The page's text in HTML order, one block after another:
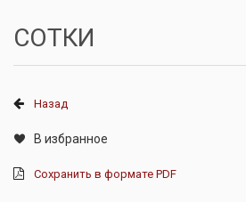
СОТКИ
Назад
В избранное
Сохранить в формате PDF